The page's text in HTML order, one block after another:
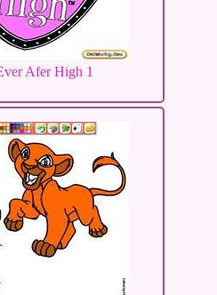
Afer High 1